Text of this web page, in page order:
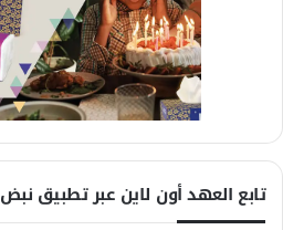
تابع العهد أون لاين عبر تطبيق نبض